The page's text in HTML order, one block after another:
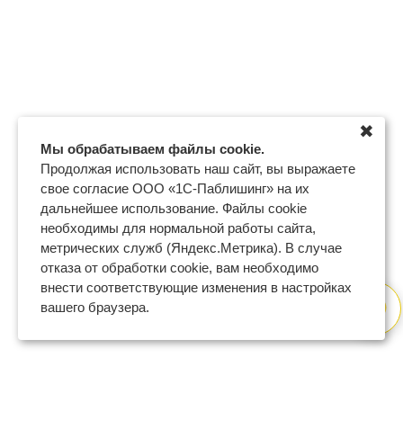
Мы обрабатываем файлы cookie.
Продолжая использовать наш сайт, вы выражаете
свое согласие ООО «1С-Паблишинг» на их
дальнейшее использование. Файлы cookie
необходимы для нормальной работы сайта,
метрических служб (Яндекс.Метрика). В случае
отказа от обработки cookie, вам необходимо
внести соответствующие изменения в настройках
вашего браузера.
✖